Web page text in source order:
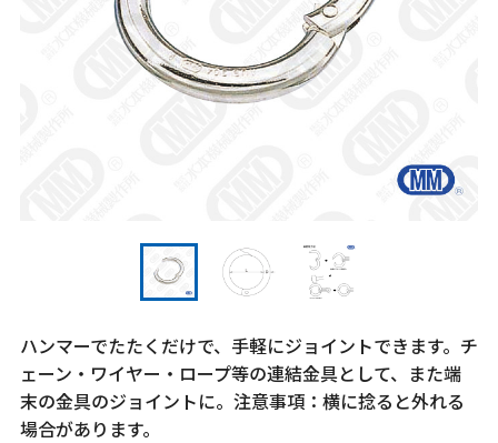
ハンマーでたたくだけで、手軽にジョイントできます。チ
ェーン・ワイヤー・ロープ等の連結金具として、また端
末の金具のジョイントに。注意事項：横に捻ると外れる
場合があります。